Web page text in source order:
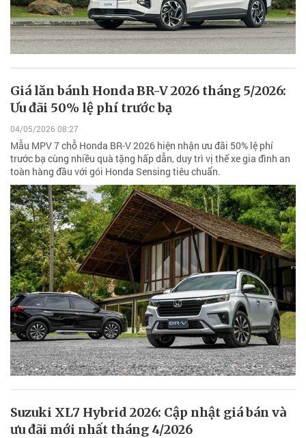
Giá lăn bánh Honda BR-V 2026 tháng 5/2026:
Ưu đãi 50% lệ phí trước bạ
04/05/2026 08:27
Mẫu MPV 7 chỗ Honda BR-V 2026 hiện nhận ưu đãi 50% lệ phí
trước bạ cùng nhiều quà tặng hấp dẫn, duy trì vị thế xe gia đình an
toàn hàng đầu với gói Honda Sensing tiêu chuẩn.
Suzuki XL7 Hybrid 2026: Cập nhật giá bán và
ưu đãi mới nhất tháng 4/2026